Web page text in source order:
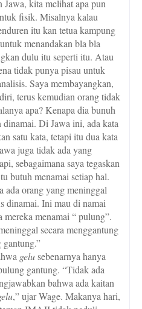
kita melihat apa pun
fisik. Misalnya kalau
itu kan tetua kampung
menandakan bla bla
dulu itu seperti itu. Atau
tidak punya pisau untuk
Saya membayangkan,
terus kemudian orang tidak
apa? Kenapa dia bunuh
dinamai. Di Jawa ini, ada kata
satu kata, tetapi itu dua kata
juga tidak ada yang
sebagaimana saya tegaskan
butuh menamai setiap hal.
ada orang yang meninggal
dinamai. Ini mau di namai
mereka menamai “ pulung”.
secara menggantung
gelusebenarnya hanya
gantung. “Tidak ada
bahwa ada kaitan
,” ujar Wage. Makanya hari,